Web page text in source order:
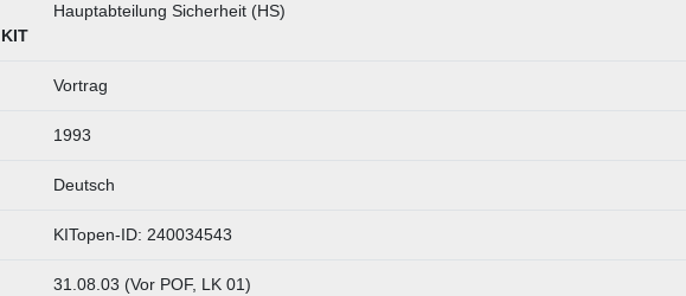
Hauptabteilung Sicherheit (HS)
Vortrag
1993
Deutsch
KITopen-ID: 240034543
31.08.03 (Vor POF, LK 01)